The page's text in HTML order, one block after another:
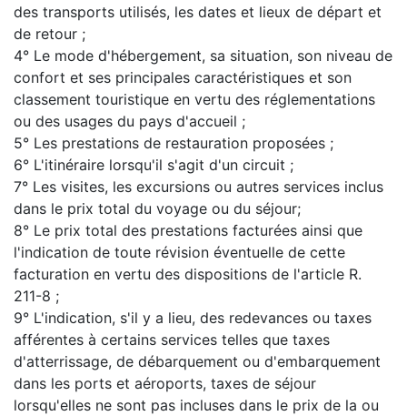
des transports utilisés, les dates et lieux de départ et
de retour ;
4° Le mode d'hébergement, sa situation, son niveau de
confort et ses principales caractéristiques et son
classement touristique en vertu des réglementations
ou des usages du pays d'accueil ;
5° Les prestations de restauration proposées ;
6° L'itinéraire lorsqu'il s'agit d'un circuit ;
7° Les visites, les excursions ou autres services inclus
dans le prix total du voyage ou du séjour;
8° Le prix total des prestations facturées ainsi que
l'indication de toute révision éventuelle de cette
facturation en vertu des dispositions de l'article R.
211-8 ;
9° L'indication, s'il y a lieu, des redevances ou taxes
afférentes à certains services telles que taxes
d'atterrissage, de débarquement ou d'embarquement
dans les ports et aéroports, taxes de séjour
lorsqu'elles ne sont pas incluses dans le prix de la ou